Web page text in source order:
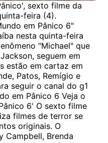
sexto filme da
feira (4).
em Pânico 6"
nesta quinta-feira
"Michael" que
seguem em
estão em cartaz em
Patos, Remígio e
seguir o canal do g1
em Pânico 6 Veja o
6' O sexto filme
filmes de terror se
originais. O
Campbell, Brenda